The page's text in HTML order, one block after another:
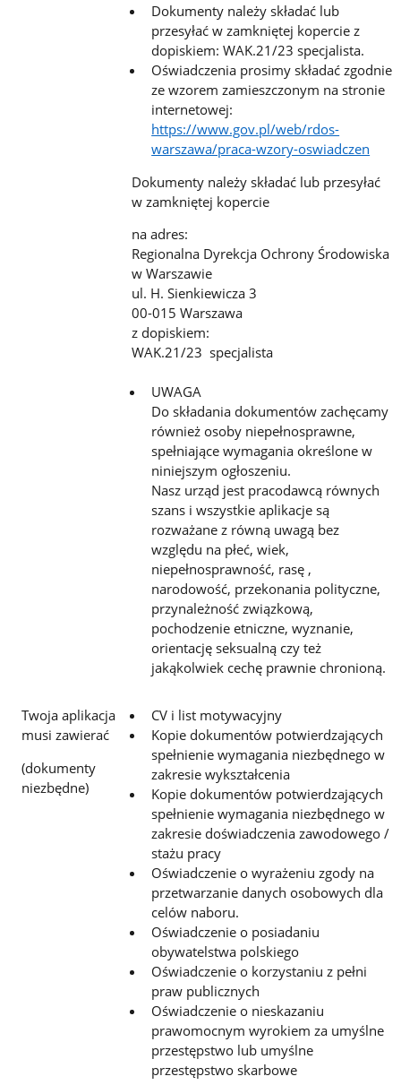
Dokumenty należy składać lub
przesyłać w zamkniętej kopercie z
dopiskiem: WAK.21/23 specjalista.
Oświadczenia prosimy składać zgodnie
ze wzorem zamieszczonym na stronie
internetowej:
https://www.gov.pl/web/rdos-
warszawa/praca-wzory-oswiadczen
Dokumenty należy składać lub przesyłać
w zamkniętej kopercie
na adres:
Regionalna Dyrekcja Ochrony Środowiska
w Warszawie
ul. H. Sienkiewicza 3
00-015 Warszawa
z dopiskiem:
WAK.21/23 specjalista
UWAGA
Do składania dokumentów zachęcamy
również osoby niepełnosprawne,
spełniające wymagania określone w
niniejszym ogłoszeniu.
Nasz urząd jest pracodawcą równych
szans i wszystkie aplikacje są
rozważane z równą uwagą bez
względu na płeć, wiek,
niepełnosprawność, rasę ,
narodowość, przekonania polityczne,
przynależność związkową,
pochodzenie etniczne, wyznanie,
orientację seksualną czy też
jakąkolwiek cechę prawnie chronioną.
Twoja aplikacja
musi zawierać
(dokumenty
niezbędne)
CV i list motywacyjny
Kopie dokumentów potwierdzających
spełnienie wymagania niezbędnego w
zakresie wykształcenia
Kopie dokumentów potwierdzających
spełnienie wymagania niezbędnego w
zakresie doświadczenia zawodowego /
stażu pracy
Oświadczenie o wyrażeniu zgody na
przetwarzanie danych osobowych dla
celów naboru.
Oświadczenie o posiadaniu
obywatelstwa polskiego
Oświadczenie o korzystaniu z pełni
praw publicznych
Oświadczenie o nieskazaniu
prawomocnym wyrokiem za umyślne
przestępstwo lub umyślne
przestępstwo skarbowe